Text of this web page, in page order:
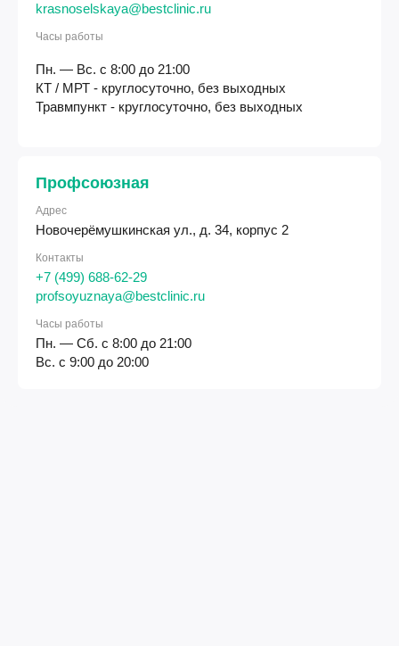
krasnoselskaya@bestclinic.ru
Часы работы
Пн. — Вс. с 8:00 до 21:00
КТ / МРТ - круглосуточно, без выходных
Травмпункт - круглосуточно, без выходных
Профсоюзная
Адрес
Новочерёмушкинская ул., д. 34, корпус 2
Контакты
+7 (499) 688-62-29
profsoyuznaya@bestclinic.ru
Часы работы
Пн. — Сб. с 8:00 до 21:00
Вс. с 9:00 до 20:00